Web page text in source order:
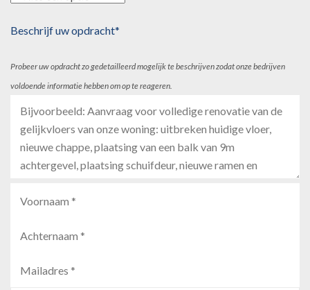
Beschrijf uw opdracht*
Probeer uw opdracht zo gedetailleerd mogelijk te beschrijven zodat onze bedrijven
voldoende informatie hebben om op te reageren.